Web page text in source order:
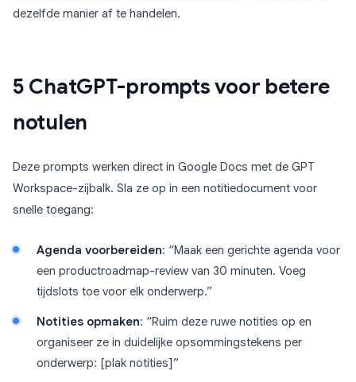
dezelfde manier af te handelen.
5 ChatGPT-prompts voor betere
notulen
Deze prompts werken direct in Google Docs met de GPT
Workspace-zijbalk. Sla ze op in een notitiedocument voor
snelle toegang:
Agenda voorbereiden: “Maak een gerichte agenda voor
een productroadmap-review van 30 minuten. Voeg
tijdslots toe voor elk onderwerp.”
Notities opmaken: “Ruim deze ruwe notities op en
organiseer ze in duidelijke opsommingstekens per
onderwerp: [plak notities]”